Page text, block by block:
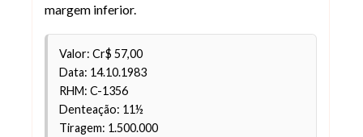
margem inferior.
Valor: Cr$ 57,00
Data: 14.10.1983
RHM: C-1356
Denteação: 11½
Tiragem: 1.500.000